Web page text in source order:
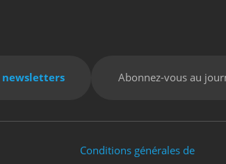
newsletters Abonnez-vous au
Conditions générales de